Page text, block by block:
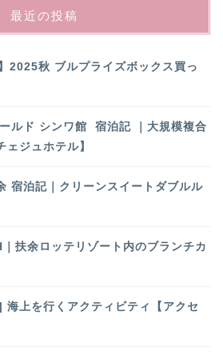
最近の投稿
2025秋 ブルプライズボックス買っ
ルド シンワ館 宿泊記 ｜大規模複合
ェジュホテル】
宿泊記｜クリーンスイートダブルル
扶余ロッテリゾート内のブランチカ
海上を行くアクティビティ【アクセ